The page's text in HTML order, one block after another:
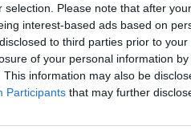
selection. Please note that after
interest-based ads based on
to third parties prior to
of your personal information
This information may also be
Participants that may further